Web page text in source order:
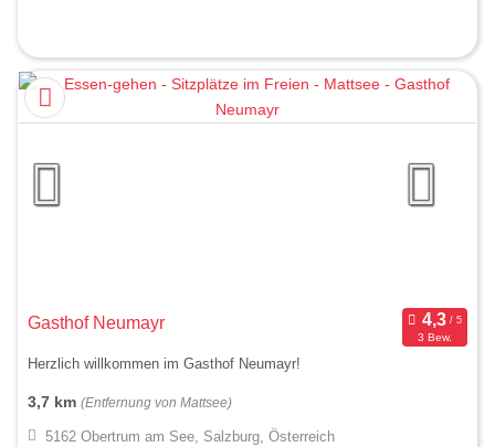
Gasthof Neumayr
3 Bew.
Herzlich willkommen im Gasthof Neumayr!
3,7 km (Entfernung von Mattsee)
5162 Obertrum am See, Salzburg, Österreich